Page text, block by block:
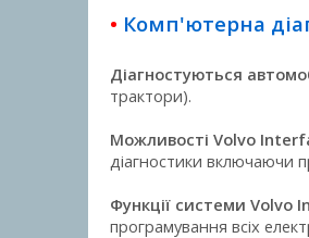
• Комп'ютерна
Діагностуються
трактори).
Можливості Volvo
діагностики включаючи
Функції системи Volvo
програмування всіх